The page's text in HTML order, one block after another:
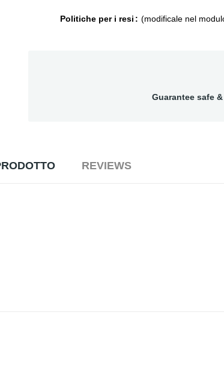
Politiche per i resi (modificale nel
Guarantee safe
REVIEWS